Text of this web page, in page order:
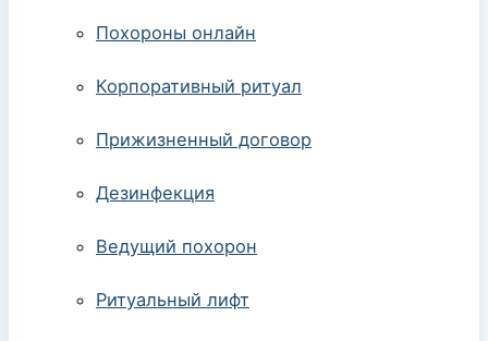
Похороны онлайн
Корпоративный ритуал
Прижизненный договор
Дезинфекция
Ведущий похорон
Ритуальный лифт